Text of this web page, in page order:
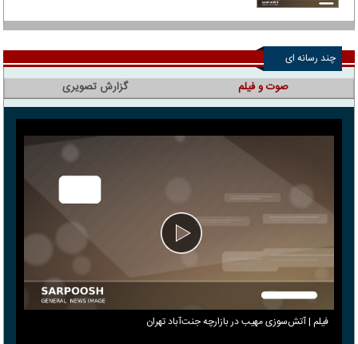
چند رسانه ای
صوت و فیلم
فیلم | آتش‌سوزی مهیب در بازارچه جنت‌آباد تهران
گزارش تصویری